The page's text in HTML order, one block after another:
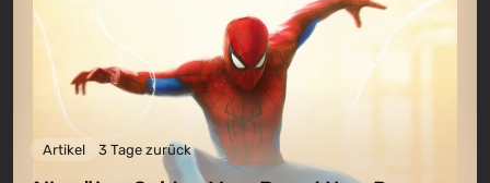
Artikel 3 Tage zurück